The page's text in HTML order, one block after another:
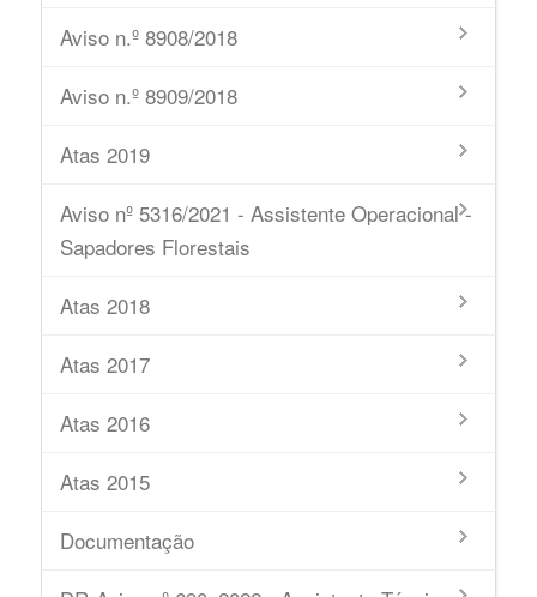
Aviso n.º 8908/2018
Aviso n.º 8909/2018
Atas 2019
Aviso nº 5316/2021 - Assistente Operacional -
Sapadores Florestais
Atas 2018
Atas 2017
Atas 2016
Atas 2015
Documentação